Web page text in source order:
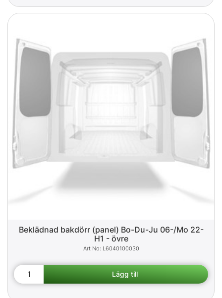
Beklädnad bakdörr (panel) Bo-Du-Ju 06-/Mo 22-
H1 - övre
L6040100030